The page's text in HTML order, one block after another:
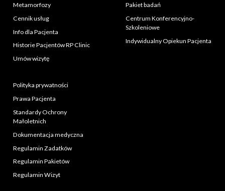
Metamorfozy
Cennik usług
Info dla Pacjenta
Historie Pacjentów RP Clinic
Umów wizytę
Pakiet badań
Centrum Konferencyjno-
Szkoleniowe
Indywidualny Opiekun Pacjenta
Polityka prywatności
Prawa Pacjenta
Standardy Ochrony
Małoletnich
Dokumentacja medyczna
Regulamin Zadatków
Regulamin Pakietów
Regulamin Wizyt